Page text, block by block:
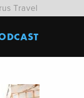
Travel